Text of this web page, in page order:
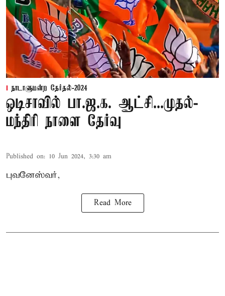
நாடாளுமன்ற தேர்தல்-2024
ஒடிசாவில் பா.ஜ.க. ஆட்சி...முதல்-
மந்திரி நாளை தேர்வு
Published on: 10 Jun 2024, 3:30 am
புவனேஸ்வர்,
Read More